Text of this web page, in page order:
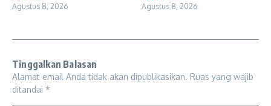
Agustus 8, 2026 Agustus 8, 2026
Tinggalkan Balasan
Alamat email Anda tidak akan dipublikasikan. Ruas yang wajib
ditandai *